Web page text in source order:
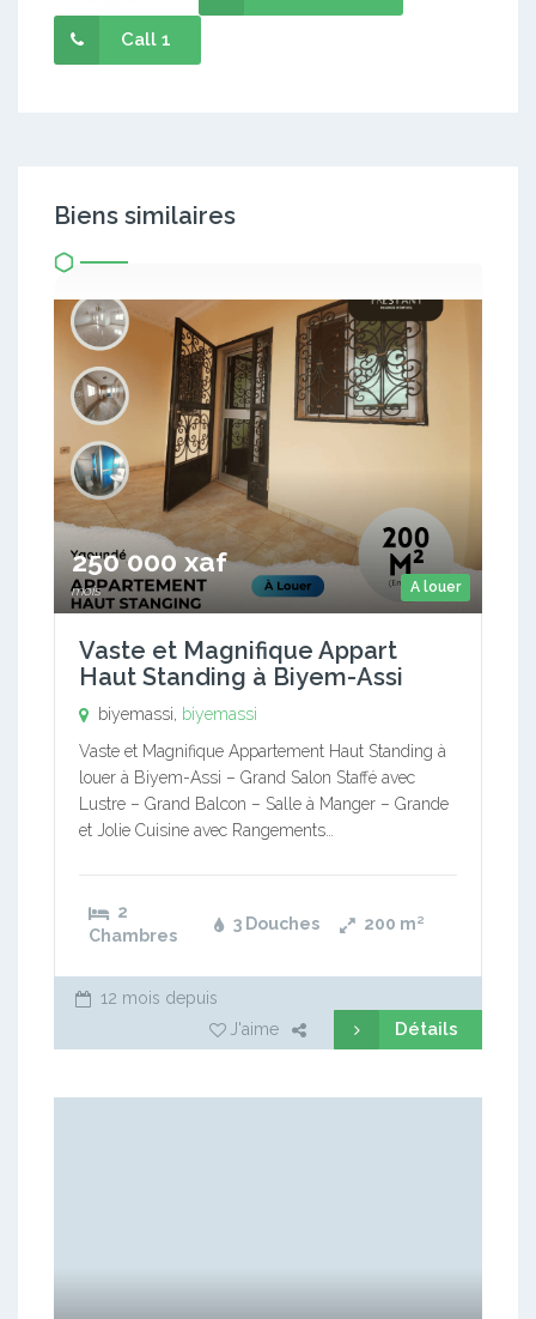
Call 1
Biens similaires
A louer
250 000 xaf
mois
Vaste et Magnifique Appart
Haut Standing à Biyem-Assi
biyemassi,
biyemassi
Vaste et Magnifique Appartement Haut Standing à
louer à Biyem-Assi – Grand Salon Staffé avec
Lustre – Grand Balcon – Salle à Manger – Grande
et Jolie Cuisine avec Rangements…
2
Chambres
3 Douches 200 m²
12 mois depuis
J'aime
Détails